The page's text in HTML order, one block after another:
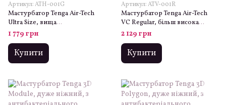
Артикул: ATH-001G
Мастурбатор Tenga Air-Tech
Ultra Size, вища
аеростимуляція та
всмоктувальний ефект
1 779 грн
Купити
Артикул: ATV-001R
Мастурбатор Tenga Air-Tech
VC Regular, більш висока
аеростимуляція та
всмоктувальний ефект
2 129 грн
Купити